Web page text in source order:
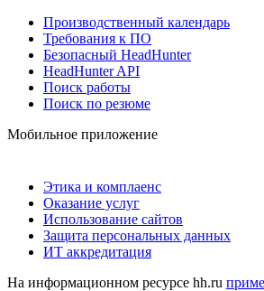
Производственный календарь
Требования к ПО
Безопасный HeadHunter
HeadHunter API
Поиск работы
Поиск по резюме
Мобильное приложение
Этика и комплаенс
Оказание услуг
Использование сайтов
Защита персональных данных
ИТ аккредитация
На информационном ресурсе hh.ru